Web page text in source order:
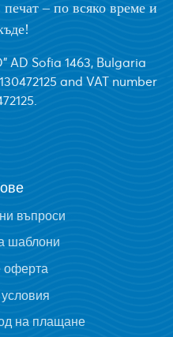
– по всяко време и
AD Sofia 1463, Bulgaria
and VAT number
въпроси
шаблони
оферта
на плащане